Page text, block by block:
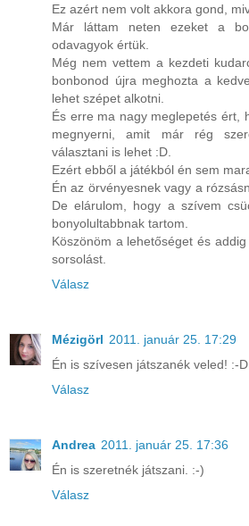
Ez azért nem volt akkora gond,
Már láttam neten ezeket a
odavagyok értük.
Még nem vettem a kezdeti
bonbonod újra meghozta a
lehet szépet alkotni.
És erre ma nagy meglepetés ért,
megnyerni, amit már rég
választani is lehet :D.
Ezért ebből a játékból én sem
Én az örvényesnek vagy a
De elárulom, hogy a szívem
bonyolultabbnak tartom.
Köszönöm a lehetőséget és
sorsolást.
Válasz
Mézigörl 2011. január 25. 17:29
Én is szívesen játszanék veled! :-
Válasz
Andrea 2011. január 25. 17:36
Én is szeretnék játszani. :-)
Válasz